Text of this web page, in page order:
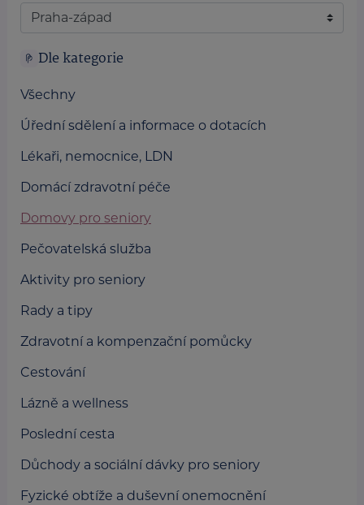
Dle kategorie
Všechny
Úřední sdělení a informace o dotacích
Lékaři, nemocnice, LDN
Domácí zdravotní péče
Domovy pro seniory
Pečovatelská služba
Aktivity pro seniory
Rady a tipy
Zdravotní a kompenzační pomůcky
Cestování
Lázně a wellness
Poslední cesta
Důchody a sociální dávky pro seniory
Fyzické obtíže a duševní onemocnění